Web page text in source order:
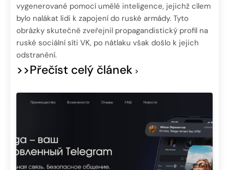
vygenerované pomocí umělé inteligence, jejichž cílem
bylo nalákat lidi k zapojení do ruské armády. Tyto
obrázky skutečně zveřejnil propagandistický profil na
ruské sociální síti VK, po nátlaku však došlo k jejich
odstranění.
>>Přečíst celý článek